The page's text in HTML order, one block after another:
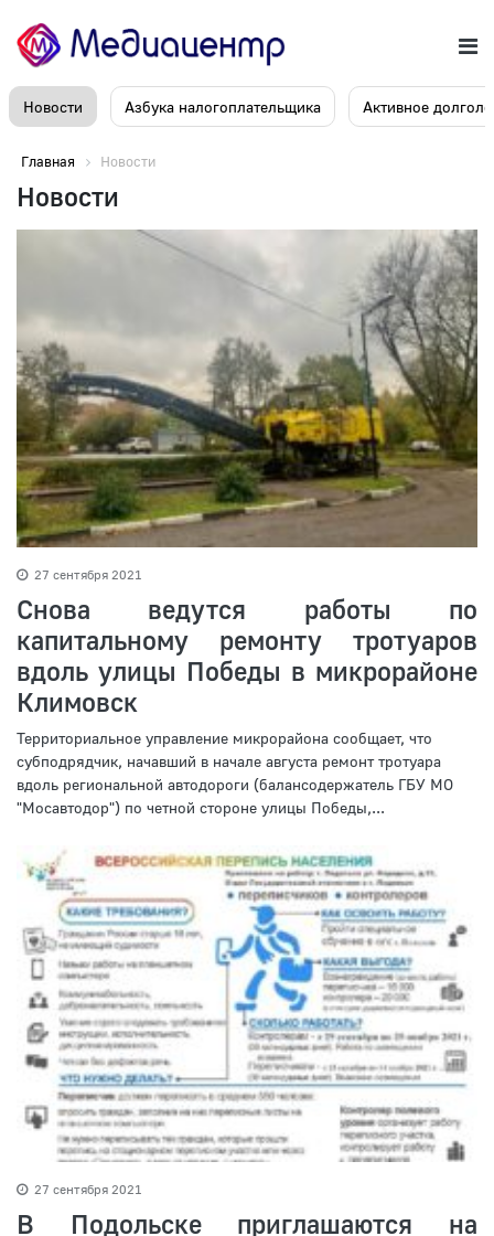
Новости Азбука налогоплательщика Активное
Главная Новости
Новости
27 сентября 2021
Снова ведутся работы по
капитальному ремонту тротуаров
вдоль улицы Победы в микрорайоне
Климовск
Территориальное управление микрорайона сообщает, что
субподрядчик, начавший в начале августа ремонт тротуара
вдоль региональной автодороги (балансодержатель ГБУ МО
"Мосавтодор") по четной стороне улицы Победы,...
27 сентября 2021
В Подольске приглашаются на